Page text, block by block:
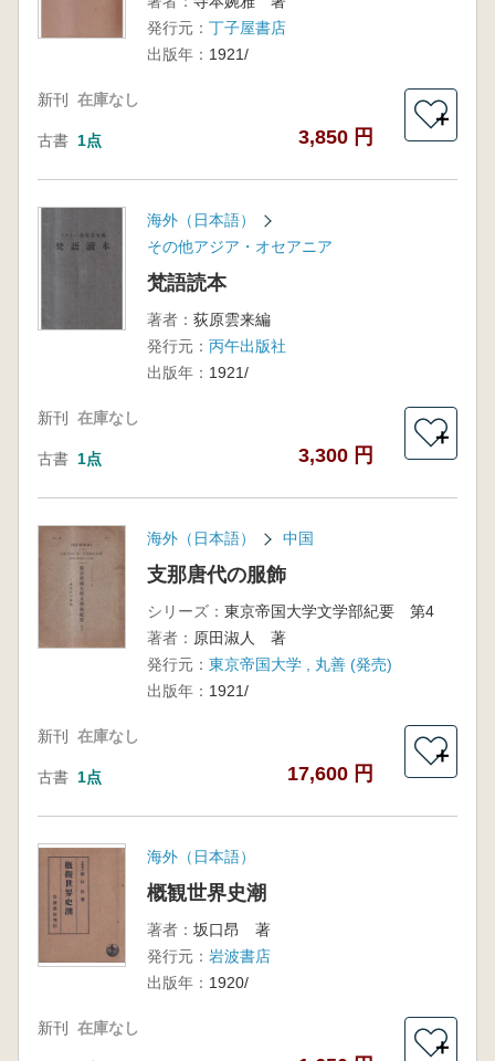
発行元： 丁子屋書店
出版年： 1921/
新刊 在庫なし
古書 1点 3,850 円
＋
海外（日本語）
その他アジア・オセアニア
梵語読本
著者： 荻原雲来編
発行元： 丙午出版社
出版年： 1921/
新刊 在庫なし
古書 1点 3,300 円
＋
海外（日本語） 中国
支那唐代の服飾
シリーズ： 東京帝国大学文学部紀要 第4
著者： 原田淑人 著
発行元： 東京帝国大学 , 丸善 (発売)
出版年： 1921/
新刊 在庫なし
古書 1点 17,600 円
＋
海外（日本語）
概観世界史潮
著者： 坂口昂 著
発行元： 岩波書店
出版年： 1920/
新刊 在庫なし
＋